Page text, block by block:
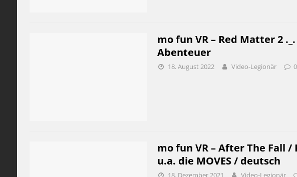
mo fun VR – Red Matter 2
Abenteuer
18. August 2022 Video-Legionär 0
mo fun VR – After The Fall
u.a. die MOVES / deutsch
18. Dezember 2021 Video-Legionär